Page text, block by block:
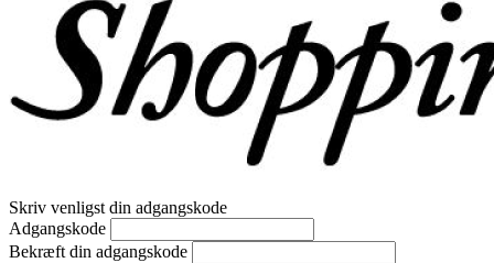
Skriv venligst din adgangskode
Adgangskode
Bekræft din adgangskode